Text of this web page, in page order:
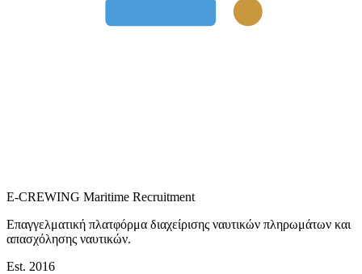
E-CREWING Maritime Recruitment
Επαγγελματική πλατφόρμα διαχείρισης ναυτικών πληρωμάτων και
απασχόλησης ναυτικών.
Est. 2016